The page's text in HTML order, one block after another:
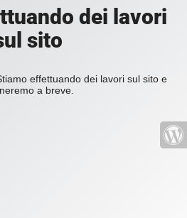
dei lavori
sito
effettuando dei lavori sul sito e
a breve.